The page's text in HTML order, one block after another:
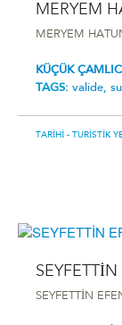
MERYEM
MERYEM
KÜÇÜK
TAGS: valide,
TARIHI - TURISTIK
SEYFETTİN